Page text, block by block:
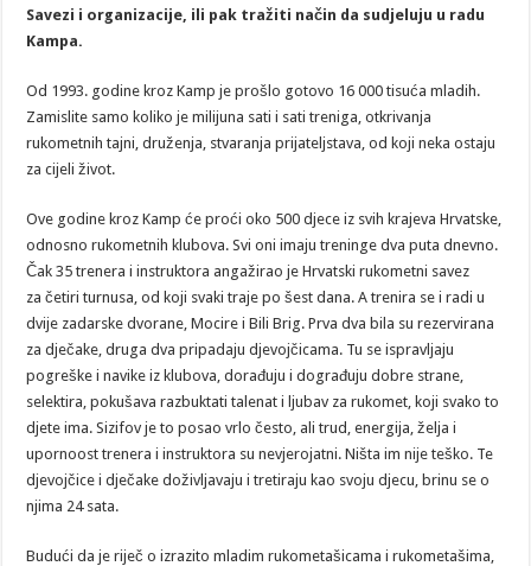
Savezi i organizacije, ili pak tražiti način da sudjeluju u radu
Kampa.
Od 1993. godine kroz Kamp je prošlo gotovo 16 000 tisuća mladih.
Zamislite samo koliko je milijuna sati i sati treniga, otkrivanja
rukometnih tajni, druženja, stvaranja prijateljstava, od koji neka ostaju
za cijeli život.
Ove godine kroz Kamp će proći oko 500 djece iz svih krajeva Hrvatske,
odnosno rukometnih klubova. Svi oni imaju treninge dva puta dnevno.
Čak 35 trenera i instruktora angažirao je Hrvatski rukometni savez
za četiri turnusa, od koji svaki traje po šest dana. A trenira se i radi u
dvije zadarske dvorane, Mocire i Bili Brig. Prva dva bila su rezervirana
za dječake, druga dva pripadaju djevojčicama. Tu se ispravljaju
pogreške i navike iz klubova, dorađuju i dograđuju dobre strane,
selektira, pokušava razbuktati talenat i ljubav za rukomet, koji svako to
djete ima. Sizifov je to posao vrlo često, ali trud, energija, želja i
upornoost trenera i instruktora su nevjerojatni. Ništa im nije teško. Te
djevojčice i dječake doživljavaju i tretiraju kao svoju djecu, brinu se o
njima 24 sata.
Budući da je riječ o izrazito mladim rukometašicama i rukometašima,